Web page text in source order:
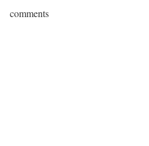
comments